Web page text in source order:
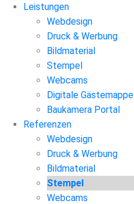
Leistungen
Webdesign
Druck & Werbung
Bildmaterial
Stempel
Webcams
Digitale Gästemappe
Baukamera Portal
Referenzen
Webdesign
Druck & Werbung
Bildmaterial
Stempel
Webcams